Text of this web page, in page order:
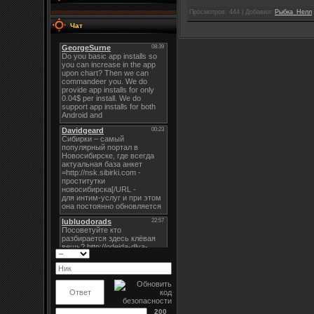
Чат
200
Просмотров: 444 | Добавил: Рыбка_Нелл